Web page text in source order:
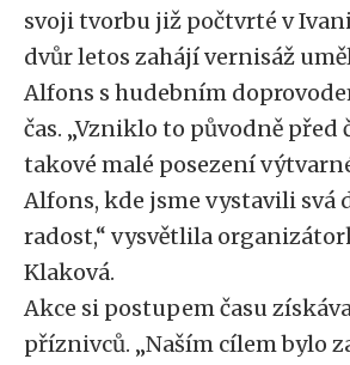
svoji tvorbu již počtvrté v
dvůr letos zahájí vernisáž
Alfons s hudebním
čas. „Vzniklo to původně
takové malé posezení
Alfons, kde jsme vystavili svá
radost,“ vysvětlila
Klaková.
Akce si postupem času
příznivců. „Naším cílem bylo